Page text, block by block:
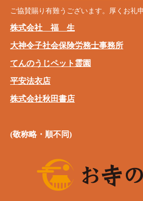
ご協賛賜り有難うございます。厚くお礼
株式会社 福 生
大神令子社会保険労務士事務所
てんのうじペット霊園
平安法衣店
株式会社秋田書店
(敬称略・順不同)